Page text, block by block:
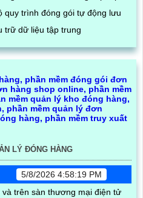
quy trình đóng gói tự động lưu
trữ dữ liệu tập trung
LÝ ĐÓNG HÀNG
5/8/2026 4:58:19 PM
trên sàn thương mại điện tử